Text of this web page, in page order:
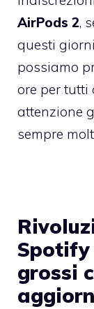
AirPods 2,
questi
possiamo
ore per tutti
attenzione
sempre
Spotify
grossi